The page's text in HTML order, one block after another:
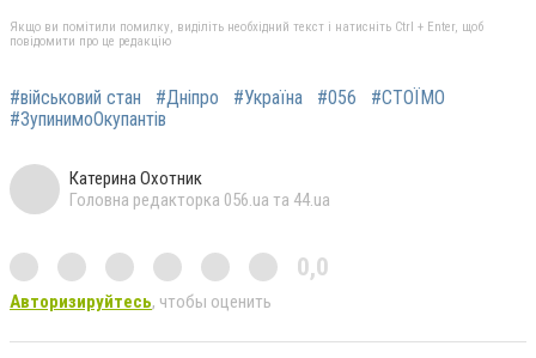
Якщо ви помітили помилку, виділіть необхідний текст і натисніть Ctrl + Enter, щоб
повідомити про це редакцію
#військовий стан #Дніпро #Україна #056
#СТОЇМО
#ЗупинимоОкупантів
Катерина Охотник
Головна редакторка 056.ua та 44.ua
0,0
Авторизируйтесь, чтобы оценить